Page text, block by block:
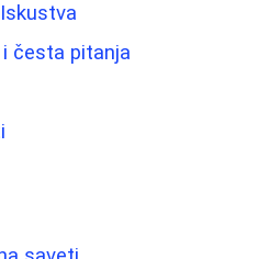
česta pitanja